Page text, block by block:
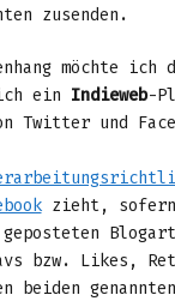
zusenden.
möchte ich
ein Indieweb-
Twitter und
zieht,
bzw. Likes,
beiden